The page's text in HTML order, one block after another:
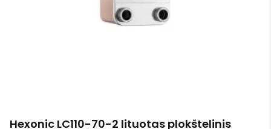
Hexonic LC110-70-2 lituotas plokštelinis